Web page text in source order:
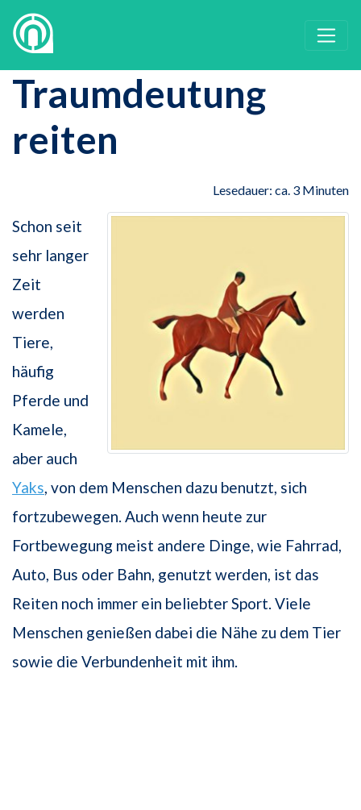
Traumdeutung
reiten
Lesedauer: ca. 3 Minuten
Schon seit
sehr langer
Zeit
werden
Tiere,
häufig
Pferde und
Kamele,
aber auch
Yaks, von dem Menschen dazu benutzt, sich
fortzubewegen. Auch wenn heute zur
Fortbewegung meist andere Dinge, wie Fahrrad,
Auto, Bus oder Bahn, genutzt werden, ist das
Reiten noch immer ein beliebter Sport. Viele
Menschen genießen dabei die Nähe zu dem Tier
sowie die Verbundenheit mit ihm.